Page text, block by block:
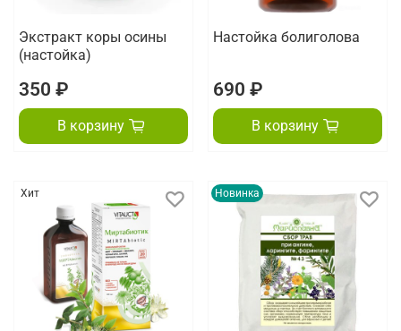
Экстракт коры осины
(настойка)
350 ₽
В корзину
Настойка болиголова
690 ₽
В корзину
Хит Новинка